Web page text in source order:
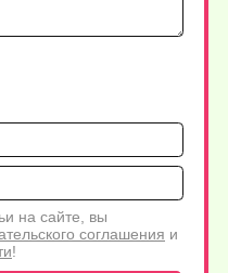
Имя*
на сайте, вы
соглашения и
!